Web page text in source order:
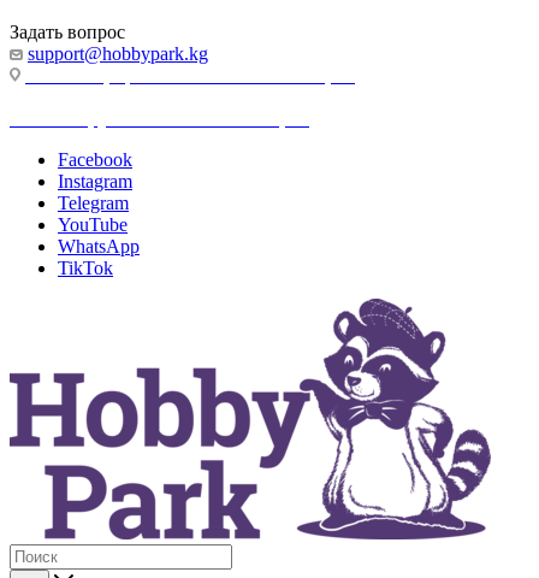
Задать вопрос
support@hobbypark.kg
Facebook
Instagram
Telegram
YouTube
WhatsApp
TikTok